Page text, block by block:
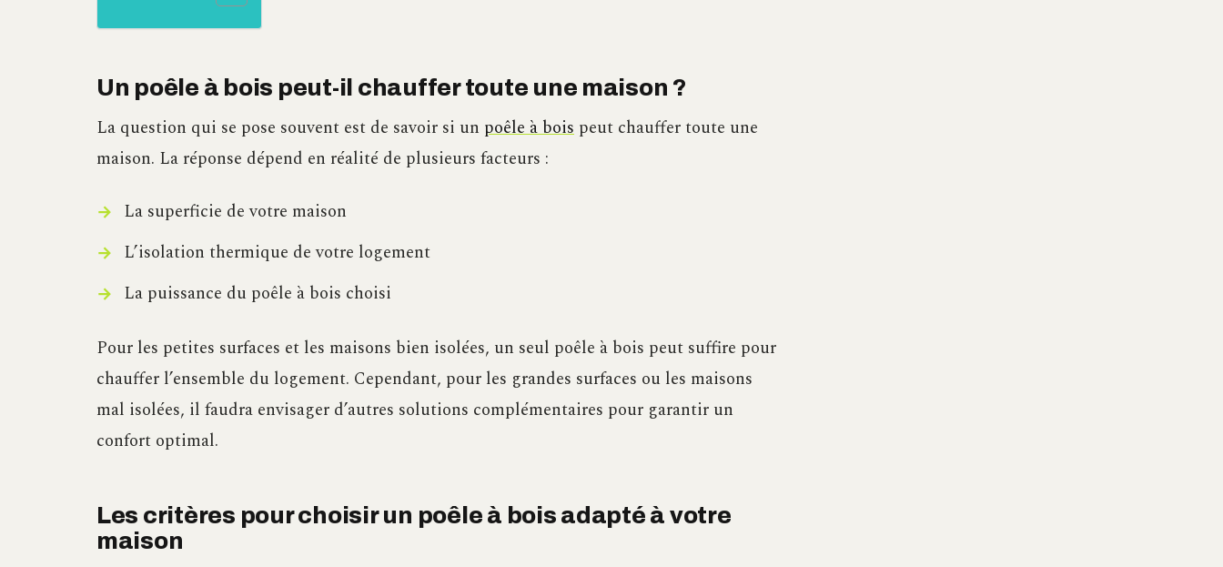
Un poêle à bois peut-il chauffer toute une maison ?
La question qui se pose souvent est de savoir si un poêle à bois peut chauffer toute une
maison. La réponse dépend en réalité de plusieurs facteurs :
La superficie de votre maison
L’isolation thermique de votre logement
La puissance du poêle à bois choisi
Pour les petites surfaces et les maisons bien isolées, un seul poêle à bois peut suffire pour
chauffer l’ensemble du logement. Cependant, pour les grandes surfaces ou les maisons
mal isolées, il faudra envisager d’autres solutions complémentaires pour garantir un
confort optimal.
Les critères pour choisir un poêle à bois adapté à votre
maison